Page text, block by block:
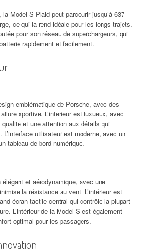
la Model S Plaid peut parcourir jusqu’à 637
ce qui la rend idéale pour les longs trajets.
pour son réseau de superchargeurs, qui
rapidement et facilement.
emblématique de Porsche, avec des
sportive. L’intérieur est luxueux, avec
et une attention aux détails qui
L’interface utilisateur est moderne, avec un
tableau de bord numérique.
et aérodynamique, avec une
la résistance au vent. L’intérieur est
écran tactile central qui contrôle la plupart
L’intérieur de la Model S est également
optimal pour les passagers.